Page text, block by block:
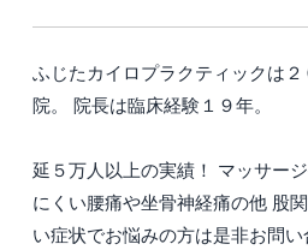
ふじたカイロプラクティックは
院。 院長は臨床経験１９年。
延５万人以上の実績！ マッサー
にくい腰痛や坐骨神経痛の他 股
い症状でお悩みの方は是非お問い